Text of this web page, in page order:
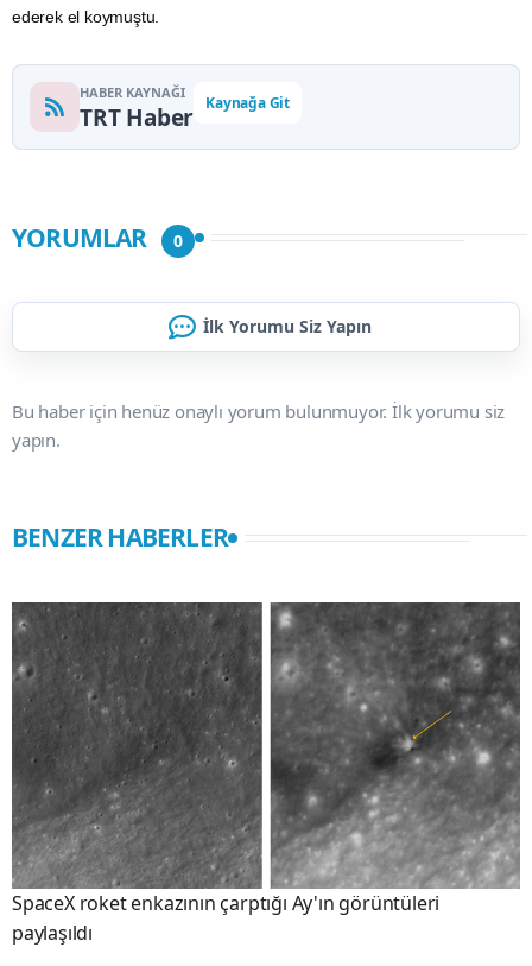
ederek el koymuştu.
HABER KAYNAĞI
TRT Haber Kaynağa Git
YORUMLAR 0
İlk Yorumu Siz Yapın
Bu haber için henüz onaylı yorum bulunmuyor. İlk yorumu siz
yapın.
BENZER HABERLER
SpaceX roket enkazının çarptığı Ay'ın görüntüleri
paylaşıldı